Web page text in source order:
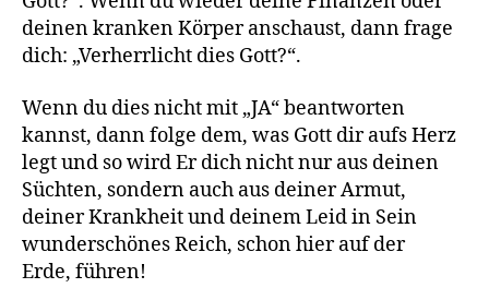
deinen kranken Körper anschaust, dann frage
dich: „Verherrlicht dies Gott?“.
Wenn du dies nicht mit „JA“ beantworten
kannst, dann folge dem, was Gott dir aufs Herz
legt und so wird Er dich nicht nur aus deinen
Süchten, sondern auch aus deiner Armut,
deiner Krankheit und deinem Leid in Sein
wunderschönes Reich, schon hier auf der
Erde, führen!